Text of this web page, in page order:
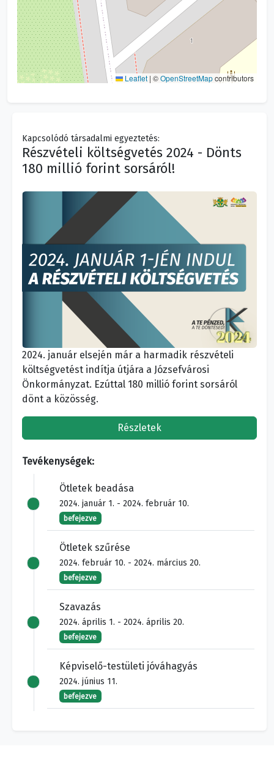
Leaflet | ©OpenStreetMapcontributors
Kapcsolódó társadalmi egyeztetés:
Részvételi költségvetés 2024 - Dönts
180 millió forint sorsáról!
2024. január elsején már a harmadik részvételi
költségvetést indítja útjára a Józsefvárosi
Önkormányzat. Ezúttal 180 millió forint sorsáról
dönt a közösség.
Részletek
Tevékenységek:
Ötletek beadása
2024. január 1. - 2024. február 10.
befejezve
Ötletek szűrése
2024. február 10. - 2024. március 20.
befejezve
Szavazás
2024. április 1. - 2024. április 20.
befejezve
Képviselő-testületi jóváhagyás
2024. június 11.
befejezve